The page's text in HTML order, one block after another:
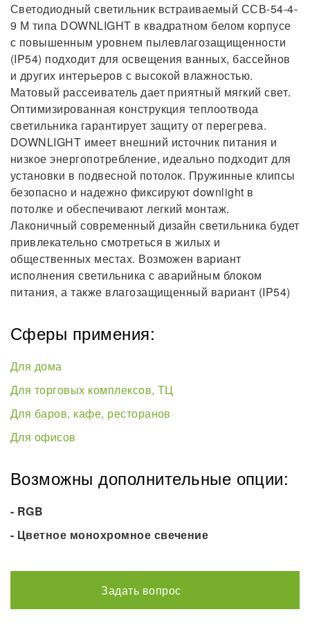
Светодиодный светильник встраиваемый ССВ-54-4-
9 М типа DOWNLIGHT в квадратном белом корпусе
с повышенным уровнем пылевлагозащищенности
(IP54) подходит для освещения ванных, бассейнов
и других интерьеров с высокой влажностью.
Матовый рассеиватель дает приятный мягкий свет.
Оптимизированная конструкция теплоотвода
светильника гарантирует защиту от перегрева.
DOWNLIGHT имеет внешний источник питания и
низкое энергопотребление, идеально подходит для
установки в подвесной потолок. Пружинные клипсы
безопасно и надежно фиксируют downlight в
потолке и обеспечивают легкий монтаж.
Лаконичный современный дизайн светильника будет
привлекательно смотреться в жилых и
общественных местах. Возможен вариант
исполнения светильника с аварийным блоком
питания, а также влагозащищенный вариант (IP54)
Сферы примения:
Для дома
Для торговых комплексов, ТЦ
Для баров, кафе, ресторанов
Для офисов
Возможны дополнительные опции:
- RGB
- Цветное монохромное свечение
Задать вопрос